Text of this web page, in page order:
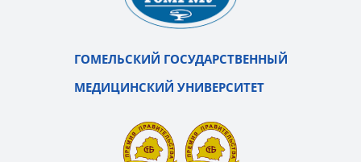
ГОМЕЛЬСКИЙ ГОСУДАРСТВЕННЫЙ
МЕДИЦИНСКИЙ УНИВЕРСИТЕТ